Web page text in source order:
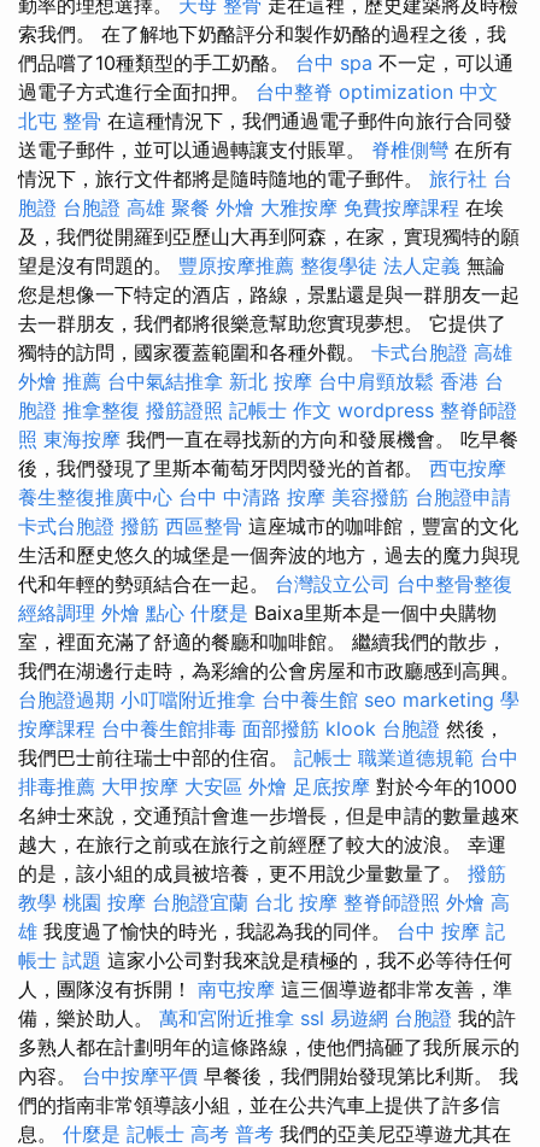
勤率的理想選擇。 天母 整骨 走在這裡，歷史建築將及時檢
索我們。 在了解地下奶酪評分和製作奶酪的過程之後，我
們品嚐了10種類型的手工奶酪。 台中 spa 不一定，可以通
過電子方式進行全面扣押。 台中整脊 optimization 中文
北屯 整骨 在這種情況下，我們通過電子郵件向旅行合同發
送電子郵件，並可以通過轉讓支付賬單。 脊椎側彎 在所有
情況下，旅行文件都將是隨時隨地的電子郵件。 旅行社 台
胞證 台胞證 高雄 聚餐 外燴 大雅按摩 免費按摩課程 在埃
及，我們從開羅到亞歷山大再到阿森，在家，實現獨特的願
望是沒有問題的。 豐原按摩推薦 整復學徒 法人定義 無論
您是想像一下特定的酒店，路線，景點還是與一群朋友一起
去一群朋友，我們都將很樂意幫助您實現夢想。 它提供了
獨特的訪問，國家覆蓋範圍和各種外觀。 卡式台胞證 高雄
外燴 推薦 台中氣結推拿 新北 按摩 台中肩頸放鬆 香港 台
胞證 推拿整復 撥筋證照 記帳士 作文 wordpress 整脊師證
照 東海按摩 我們一直在尋找新的方向和發展機會。 吃早餐
後，我們發現了里斯本葡萄牙閃閃發光的首都。 西屯按摩
養生整復推廣中心 台中 中清路 按摩 美容撥筋 台胞證申請
卡式台胞證 撥筋 西區整骨 這座城市的咖啡館，豐富的文化
生活和歷史悠久的城堡是一個奔波的地方，過去的魔力與現
代和年輕的勢頭結合在一起。 台灣設立公司 台中整骨整復
經絡調理 外燴 點心 什麼是 Baixa里斯本是一個中央購物
室，裡面充滿了舒適的餐廳和咖啡館。 繼續我們的散步，
我們在湖邊行走時，為彩繪的公會房屋和市政廳感到高興。
台胞證過期 小叮噹附近推拿 台中養生館 seo marketing 學
按摩課程 台中養生館排毒 面部撥筋 klook 台胞證 然後，
我們巴士前往瑞士中部的住宿。 記帳士 職業道德規範 台中
排毒推薦 大甲按摩 大安區 外燴 足底按摩 對於今年的1000
名紳士來說，交通預計會進一步增長，但是申請的數量越來
越大，在旅行之前或在旅行之前經歷了較大的波浪。 幸運
的是，該小組的成員被培養，更不用說少量數量了。 撥筋
教學 桃園 按摩 台胞證宜蘭 台北 按摩 整脊師證照 外燴 高
雄 我度過了愉快的時光，我認為我的同伴。 台中 按摩 記
帳士 試題 這家小公司對我來說是積極的，我不必等待任何
人，團隊沒有拆開！ 南屯按摩 這三個導遊都非常友善，準
備，樂於助人。 萬和宮附近推拿 ssl 易遊網 台胞證 我的許
多熟人都在計劃明年的這條路線，使他們搞砸了我所展示的
內容。 台中按摩平價 早餐後，我們開始發現第比利斯。 我
們的指南非常領導該小組，並在公共汽車上提供了許多信
息。 什麼是 記帳士 高考 普考 我們的亞美尼亞導遊尤其在